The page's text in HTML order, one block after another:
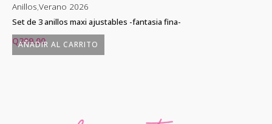
AÑADIR AL CARRITO
Anillos,Verano 2026
Set de 3 anillos maxi ajustables -fantasia fina-
Q209.00